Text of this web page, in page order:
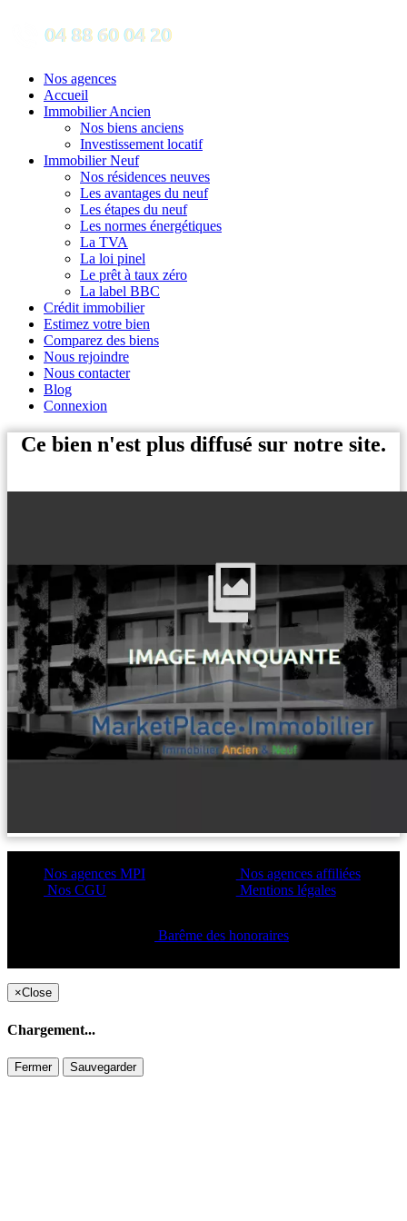
Nos agences
Accueil
Immobilier Ancien
Nos biens anciens
Investissement locatif
Immobilier Neuf
Nos résidences neuves
Les avantages du neuf
Les étapes du neuf
Les normes énergétiques
La TVA
La loi pinel
Le prêt à taux zéro
La label BBC
Crédit immobilier
Estimez votre bien
Comparez des biens
Nous rejoindre
Nous contacter
Blog
Connexion
Ce bien n'est plus diffusé sur notre site.
Nos agences MPI
Nos CGU
Nos agences affiliées
Mentions légales
Barême des honoraires
×Close
Chargement...
Fermer Sauvegarder